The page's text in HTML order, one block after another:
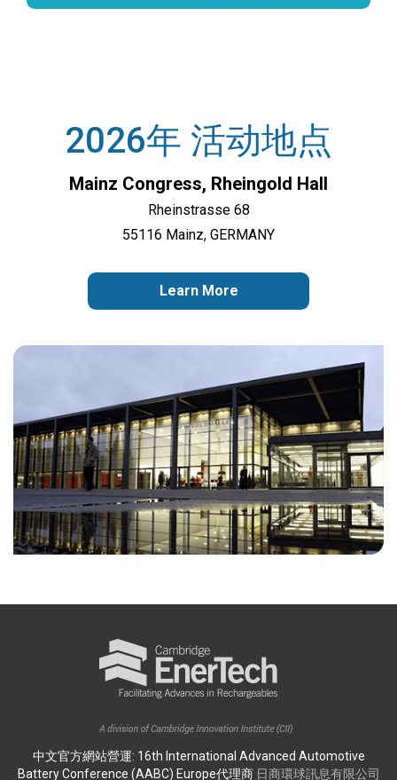
2026年 活动地点
Mainz Congress, Rheingold Hall
Rheinstrasse 68
55116 Mainz, GERMANY
Learn More
中文官方網站營運: 16th International Advanced Automotive
Battery Conference (AABC) Europe代理商 日商環球訊息有限公司